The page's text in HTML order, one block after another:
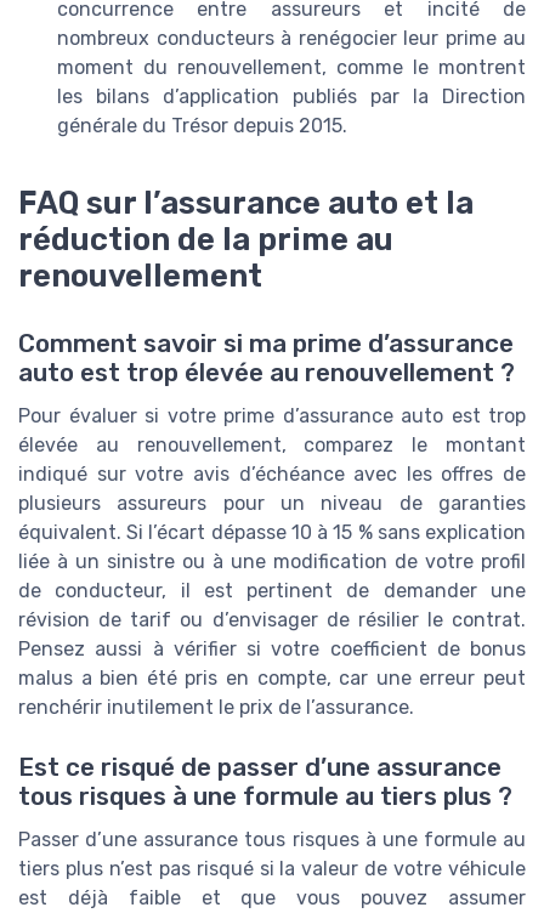
concurrence entre assureurs et incité de
nombreux conducteurs à renégocier leur prime au
moment du renouvellement, comme le montrent
les bilans d’application publiés par la Direction
générale du Trésor depuis 2015.
FAQ sur l’assurance auto et la
réduction de la prime au
renouvellement
Comment savoir si ma prime d’assurance
auto est trop élevée au renouvellement ?
Pour évaluer si votre prime d’assurance auto est trop
élevée au renouvellement, comparez le montant
indiqué sur votre avis d’échéance avec les offres de
plusieurs assureurs pour un niveau de garanties
équivalent. Si l’écart dépasse 10 à 15 % sans explication
liée à un sinistre ou à une modification de votre profil
de conducteur, il est pertinent de demander une
révision de tarif ou d’envisager de résilier le contrat.
Pensez aussi à vérifier si votre coefficient de bonus
malus a bien été pris en compte, car une erreur peut
renchérir inutilement le prix de l’assurance.
Est ce risqué de passer d’une assurance
tous risques à une formule au tiers plus ?
Passer d’une assurance tous risques à une formule au
tiers plus n’est pas risqué si la valeur de votre véhicule
est déjà faible et que vous pouvez assumer